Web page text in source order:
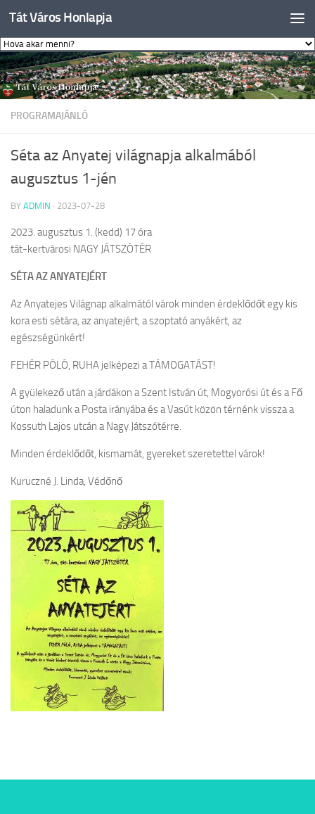
Skip to content
Tát Város Honlapja
PROGRAMAJÁNLÓ
Séta az Anyatej világnapja alkalmából
augusztus 1-jén
BY ADMIN · 2023-07-28
2023. augusztus 1. (kedd) 17 óra
tát-kertvárosi NAGY JÁTSZÓTÉR
SÉTA AZ ANYATEJÉRT
Az Anyatejes Világnap alkalmától várok minden érdeklődőt egy kis
kora esti sétára, az anyatejért, a szoptató anyákért, az
egészségünkért!
FEHÉR PÓLÓ, RUHA jelképezi a TÁMOGATÁST!
A gyülekező után a járdákon a Szent István út, Mogyorósi út és a Fő
úton haladunk a Posta irányába és a Vasút közön térnénk vissza a
Kossuth Lajos utcán a Nagy Játszótérre.
Minden érdeklődőt, kismamát, gyereket szeretettel várok!
Kuruczné J. Linda, Védőnő